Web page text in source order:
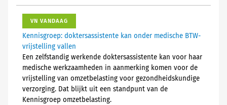
VN VANDAAG
Kennisgroep: doktersassistente kan onder medische BTW-
vrijstelling vallen
Een zelfstandig werkende doktersassistente kan voor haar
medische werkzaamheden in aanmerking komen voor de
vrijstelling van omzetbelasting voor gezondheidskundige
verzorging. Dat blijkt uit een standpunt van de
Kennisgroep omzetbelasting.